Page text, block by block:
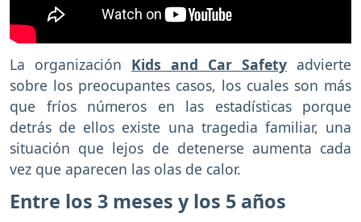
La organización Kids and Car Safety advierte
sobre los preocupantes casos, los cuales son más
que fríos números en las estadísticas porque
detrás de ellos existe una tragedia familiar, una
situación que lejos de detenerse aumenta cada
vez que aparecen las olas de calor.
Entre los 3 meses y los 5 años